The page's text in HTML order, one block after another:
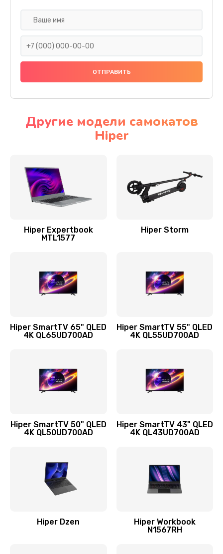
Другие модели самокатов
Hiper
Hiper Expertbook
MTL1577
Hiper Storm
Hiper SmartTV 65" QLED
4K QL65UD700AD
Hiper SmartTV 55" QLED
4K QL55UD700AD
Hiper SmartTV 50" QLED
4K QL50UD700AD
Hiper SmartTV 43" QLED
4K QL43UD700AD
Hiper Dzen
Hiper Workbook
N1567RH